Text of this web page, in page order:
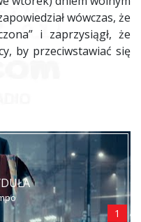
wówczas, że
i zaprzysiągł, że
by przeciwstawiać się
1